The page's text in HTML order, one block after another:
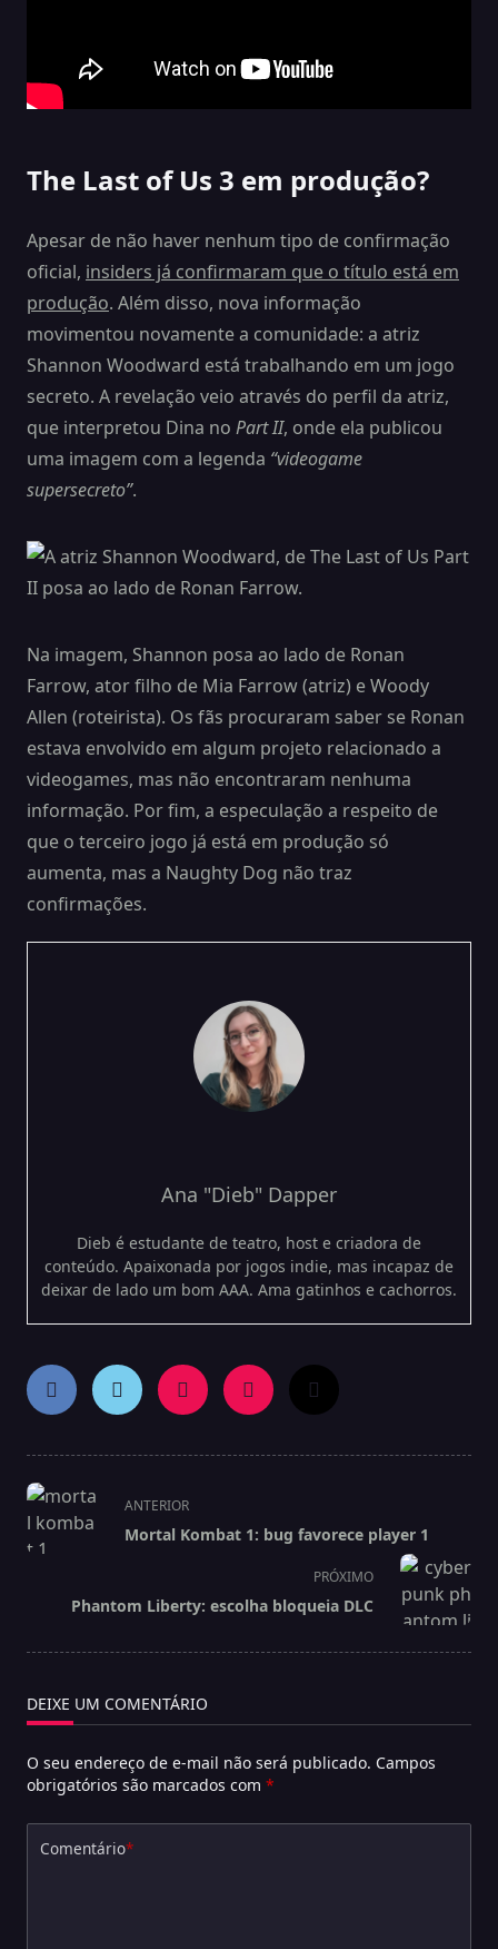
The Last of Us 3 em produção?
Apesar de não haver nenhum tipo de confirmação
oficial, insiders já confirmaram que o título está em
produção. Além disso, nova informação
movimentou novamente a comunidade: a atriz
Shannon Woodward está trabalhando em um jogo
secreto. A revelação veio através do perfil da atriz,
que interpretou Dina no Part II, onde ela publicou
uma imagem com a legenda “videogame
supersecreto”.
Na imagem, Shannon posa ao lado de Ronan
Farrow, ator filho de Mia Farrow (atriz) e Woody
Allen (roteirista). Os fãs procuraram saber se Ronan
estava envolvido em algum projeto relacionado a
videogames, mas não encontraram nenhuma
informação. Por fim, a especulação a respeito de
que o terceiro jogo já está em produção só
aumenta, mas a Naughty Dog não traz
confirmações.
Ana "Dieb" Dapper
Dieb é estudante de teatro, host e criadora de
conteúdo. Apaixonada por jogos indie, mas incapaz de
deixar de lado um bom AAA. Ama gatinhos e cachorros.
<span
class="nav-
subtitle
reader-
ANTERIOR
Mortal Kombat 1: bug favorece player 1
PRÓXIMO
Phantom Liberty: escolha bloqueia DLC
DEIXE UM COMENTÁRIO
O seu endereço de e-mail não será publicado. Campos
obrigatórios são marcados com *
Comentário*